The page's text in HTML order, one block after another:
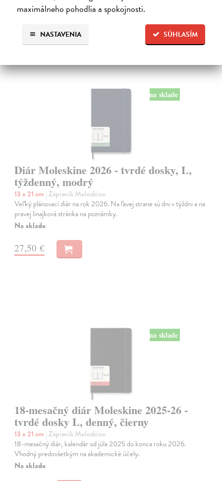
maximálneho pohodlia a spokojnosti.
SÚHLASÍM
NASTAVENIA
24,50 €
na sklade
Diár Moleskine 2026 - tvrdé dosky, L,
týždenný, modrý
13 x 21 cm | Zápisník Moleskine
Veľký plánovací diár na rok 2026. Na ľavej strane sú dni v týždni a na
pravej linajková stránka na poznámky.
Na sklade
27,50 €
na sklade
18-mesačný diár Moleskine 2025-26 -
tvrdé dosky L, denný, čierny
13 x 21 cm | Zápisník Moleskine
18-mesačný diár, kalendár od júla 2025 do konca roku 2026.
Vhodný predovšetkým na akademické účely.
Na sklade